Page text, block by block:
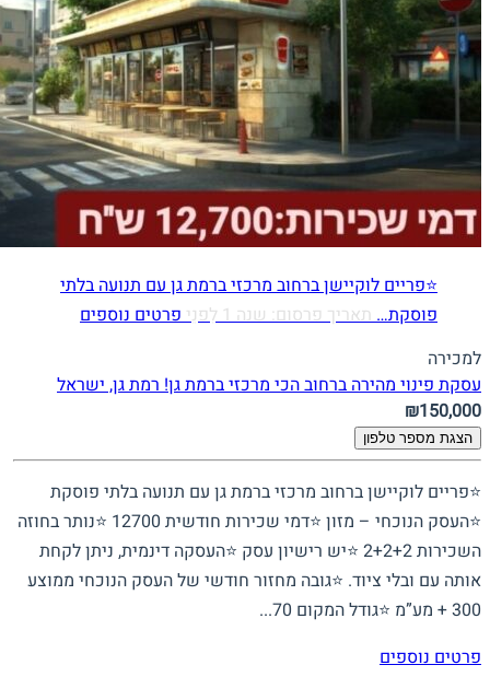
⭐פריים לוקיישן ברחוב מרכזי ברמת גן עם תנועה בלתי
פוסקת…תאריך פרסום: שנה 1 לִפנֵי
פרטים נוספים
למכירה
עסקת פינוי מהירה ברחוב הכי מרכזי ברמת גן!רמת גן, ישראל
₪150,000
הצגת מספר טלפון
⭐פריים לוקיישן ברחוב מרכזי ברמת גן עם תנועה בלתי פוסקת
⭐העסק הנוכחי – מזון ⭐דמי שכירות חודשית 12700 ⭐נותר בחוזה
השכירות 2+2+2 ⭐יש רישיון עסק ⭐העסקה דינמית, ניתן לקחת
אותה עם ובלי ציוד. ⭐גובה מחזור חודשי של העסק הנוכחי ממוצע
300 + מע”מ ⭐גודל המקום 70...
פרטים נוספים